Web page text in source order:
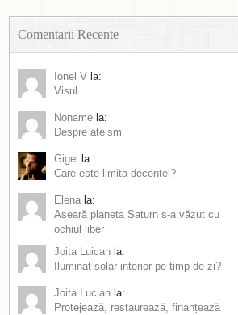
Comentarii Recente
Ionel V la:
Visul
Noname la:
Despre ateism
Gigel
la:
Care este limita decenței?
Elena la:
Aseară planeta Saturn s-a văzut cu
ochiul liber
Joita Luican la:
Iluminat solar interior pe timp de zi?
Joita Lucian la:
Protejează, restaurează, finanțează